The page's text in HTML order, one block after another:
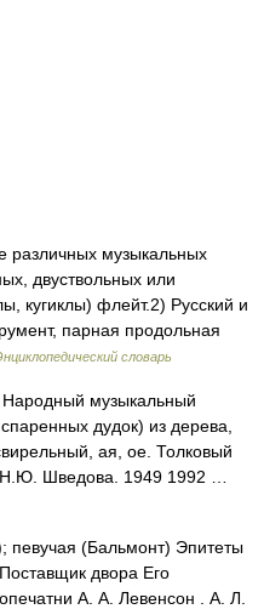
музыкальных
двуствольных или
кугиклы) флейт.2) Русский и
парная продольная
словарь
музыкальный
дудок) из дерева,
ая, ое. Толковый
Н.Ю. Шведова. 1949 1992 …
певучая (Бальмонт) Эпитеты
двора Его
А. А. Левенсон . А. Л.